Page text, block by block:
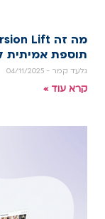
תוספת אמיתית
גלעד קמר
קרא עוד »